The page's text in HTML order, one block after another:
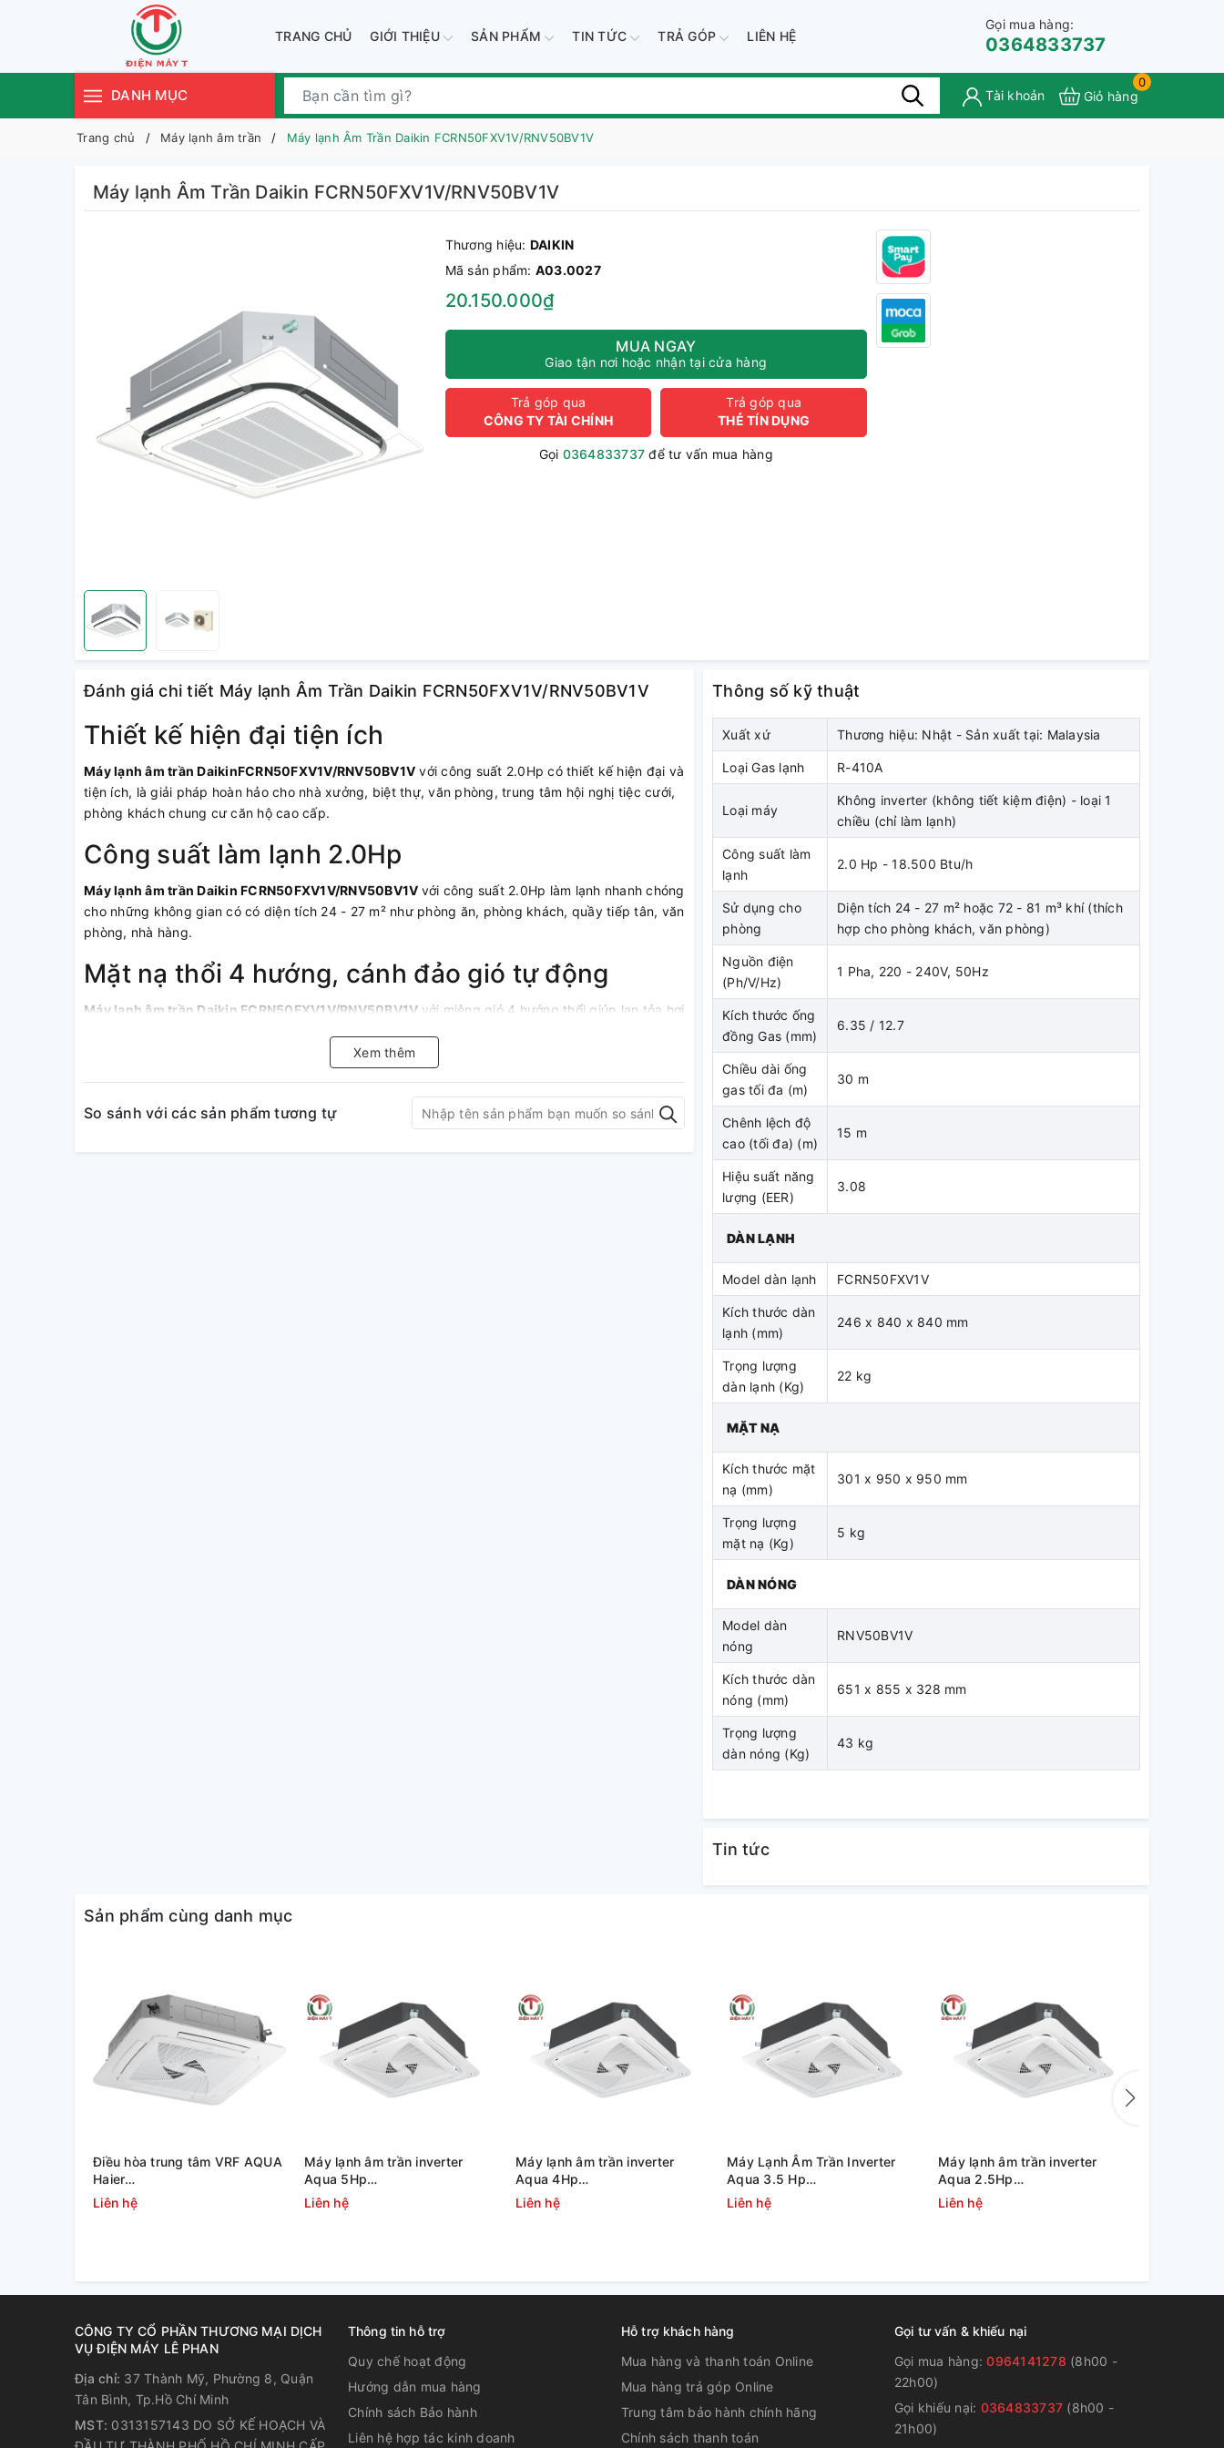
TRANG CHỦ GIỚI THIỆU SẢN PHẨM TIN TỨC TRẢ GÓP LIÊN HỆ
Gọi mua hàng:
0364833737
DANH MỤC Tài khoản
0
Giỏ hàng
Trang chủ Máy lạnh âm trần Máy lạnh Âm Trần Daikin FCRN50FXV1V/RNV50BV1V
Máy lạnh Âm Trần Daikin FCRN50FXV1V/RNV50BV1V
Thương hiệu: DAIKIN
Mã sản phẩm: A03.0027
20.150.000₫
MUA NGAY
Giao tận nơi hoặc nhận tại cửa hàng
Trả góp qua
CÔNG TY TÀI CHÍNH
Trả góp qua
THẺ TÍN DỤNG
Gọi 0364833737 để tư vấn mua hàng
Đánh giá chi tiết Máy lạnh Âm Trần Daikin FCRN50FXV1V/RNV50BV1V
Thiết kế hiện đại tiện ích
Máy lạnh âm trần DaikinFCRN50FXV1V/RNV50BV1V với công suất 2.0Hp có thiết kế hiện đại và
tiện ích, là giải pháp hoàn hảo cho nhà xưởng, biệt thự, văn phòng, trung tâm hội nghị tiệc cưới,
phòng khách chung cư căn hộ cao cấp.
Công suất làm lạnh 2.0Hp
Máy lạnh âm trần Daikin FCRN50FXV1V/RNV50BV1V với công suất 2.0Hp làm lạnh nhanh chóng
cho những không gian có có diện tích 24 - 27 m² như phòng ăn, phòng khách, quầy tiếp tân, văn
phòng, nhà hàng.
Mặt nạ thổi 4 hướng, cánh đảo gió tự động
Máy lạnh âm trần Daikin FCRN50FXV1V/RNV50BV1V với miệng gió 4 hướng thổi giúp lan tỏa hơi
Chức năng kháng khuẩn
Máy lạnh âm trần Daikin FCRN50FXV1V/RNV50BV1V có khả năng ngăn chặn sự phát triển của
vi khuẩn, nấm mốc, bụi bẩn,… nhờ tấm phin lọc chống ăn mòn và mặt nạ chống bám bụi. Chính
nhờ khả năng này không khí sẽ được lọc sạch, mang đến bầu không khí trong lành, tinh khiết và
Xem thêm
So sánh với các sản phẩm tương tự
Thông số kỹ thuật
Xuất xứ Thương hiệu: Nhật - Sản xuất tại: Malaysia
Loại Gas lạnh R-410A
Loại máy
Không inverter (không tiết kiệm điện) - loại 1
chiều (chỉ làm lạnh)
Công suất làm
lạnh
2.0 Hp - 18.500 Btu/h
Sử dụng cho
phòng
Diện tích 24 - 27 m² hoặc 72 - 81 m³ khí (thích
hợp cho phòng khách, văn phòng)
Nguồn điện
(Ph/V/Hz)
1 Pha, 220 - 240V, 50Hz
Kích thước ống
đồng Gas (mm)
6.35 / 12.7
Chiều dài ống
gas tối đa (m)
30 m
Chênh lệch độ
cao (tối đa) (m)
15 m
Hiệu suất năng
lượng (EER)
3.08
DÀN LẠNH
Model dàn lạnh FCRN50FXV1V
Kích thước dàn
lạnh (mm)
246 x 840 x 840 mm
Trọng lượng
dàn lạnh (Kg)
22 kg
MẶT NẠ
Kích thước mặt
nạ (mm)
301 x 950 x 950 mm
Trọng lượng
mặt nạ (Kg)
5 kg
DÀN NÓNG
Model dàn
nóng
RNV50BV1V
Kích thước dàn
nóng (mm)
651 x 855 x 328 mm
Trọng lượng
dàn nóng (Kg)
43 kg
Tin tức
Sản phẩm cùng danh mục
Điều hòa trung tâm VRF AQUA
Haier
AU10NFNERA/AB482MNERAD
(10.0 HP)
Liên hệ
Máy lạnh âm trần inverter
Aqua 5Hp
1U125S1PN1SB/AB125S2LR1FA
Liên hệ
Máy lạnh âm trần inverter
Aqua 4Hp
1U105S1PS2SA/AB105S2LR1FA
Liên hệ
Máy Lạnh Âm Trần Inverter
Aqua 3.5 Hp
1U90S1PS3SA/AB90S2LR1FA/PB-
950KB
Liên hệ
Máy lạnh âm trần inverter
Aqua 2.5Hp
1U71S1PJ2SA/AB71S2LR1FA
Liên hệ
CÔNG TY CỔ PHẦN THƯƠNG MẠI DỊCH
VỤ ĐIỆN MÁY LÊ PHAN
Địa chỉ: 37 Thành Mỹ, Phường 8, Quận
Tân Bình, Tp.Hồ Chí Minh
MST: 0313157143 DO SỞ KẾ HOẠCH VÀ
Thông tin hỗ trợ
Quy chế hoạt động
Hướng dẫn mua hàng
Chính sách Bảo hành
Liên hệ hợp tác kinh doanh
Hỗ trợ khách hàng
Mua hàng và thanh toán Online
Mua hàng trả góp Online
Trung tâm bảo hành chính hãng
Chính sách thanh toán
Gọi tư vấn & khiếu nại
Gọi mua hàng:0964141278 (8h00 -
22h00)
Gọi khiếu nại: 0364833737 (8h00 -
21h00)